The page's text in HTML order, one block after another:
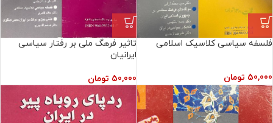
فلسفه سیاسی کلاسیک اسلامی
50,000 تومان
تاثیر فرهگ ملی بر رفتار سیاسی
ایرانیان
50,000 تومان